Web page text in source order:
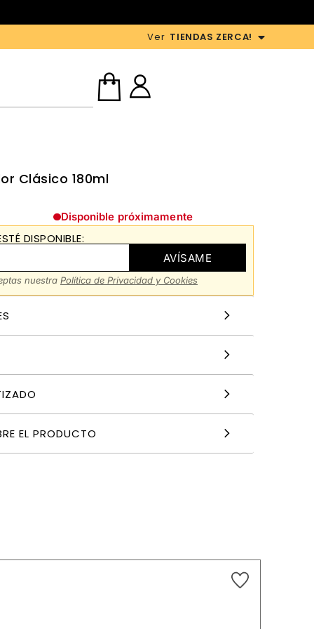
Ver TIENDAS ZERCA!
Clásico 180ml
Disponible próximamente
DISPONIBLE:
AVÍSAME
nuestra Política de Privacidad y Cookies
EL PRODUCTO